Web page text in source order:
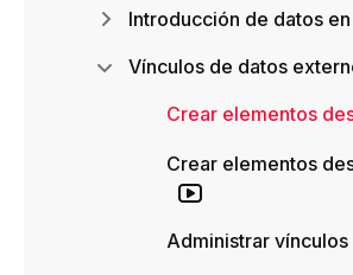
Introducción de datos
Vínculos de datos
Crear elementos
Crear elementos
Administrar